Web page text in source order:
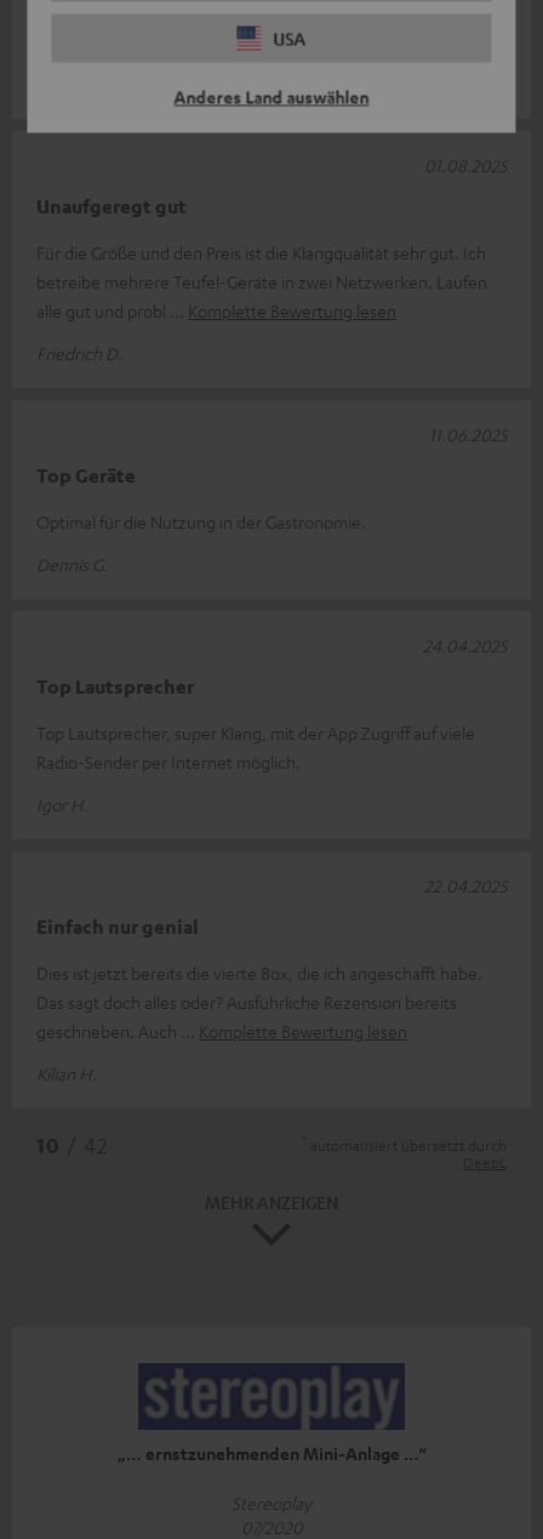
USA
Anderes Land auswählen
Komplette Bewertung lesen
(automatisch übersetzt *)
Unaufgeregt gut
Für die Größe und den Preis ist die Klangqualität sehr gut. Ich
betreibe mehrere Teufel-Geräte in zwei Netzwerken. Laufen
alle gut und probl
Komplette Bewertung lesen
Friedrich D.
01.08.2025
Top Geräte
Optimal für die Nutzung in der Gastronomie.
Dennis G.
11.06.2025
Top Lautsprecher
Top Lautsprecher, super Klang, mit der App Zugriff auf viele
Radio-Sender per Internet möglich.
Igor H.
24.04.2025
Einfach nur genial
Dies ist jetzt bereits die vierte Box, die ich angeschafft habe.
Das sagt doch alles oder? Ausführliche Rezension bereits
geschrieben. Auch
Komplette Bewertung lesen
Kilian H.
22.04.2025
„… ernstzunehmenden Mini-Anlage …“
Stereoplay
07/2020